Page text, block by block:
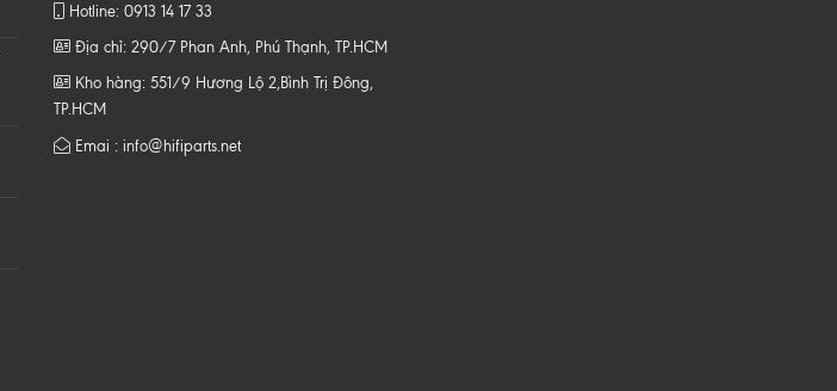
Hotline: 0913 14 17 33
Địa chỉ: 290/7 Phan Anh, Phú Thạnh, TP.HCM
Kho hàng: 551/9 Hương Lộ 2,Bình Trị Đông,
TP.HCM
Emai : info@hifiparts.net